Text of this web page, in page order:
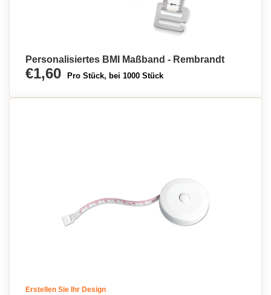
Personalisiertes BMI Maßband - Rembrandt
€1,60 Pro Stück, bei 1000 Stück
Erstellen Sie Ihr Design